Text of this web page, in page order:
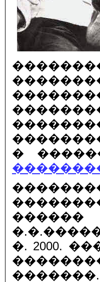
�
������
�. 2000.
�������.